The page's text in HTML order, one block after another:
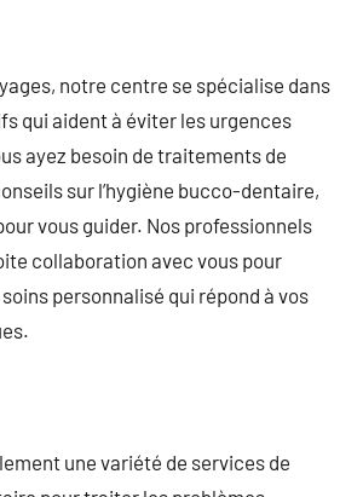
notre centre se spécialise dans
qui aident à éviter les urgences
ayez besoin de traitements de
sur l’hygiène bucco-dentaire,
vous guider. Nos professionnels
collaboration avec vous pour
personnalisé qui répond à vos
une variété de services de